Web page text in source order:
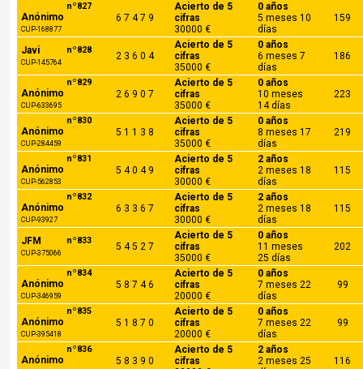
nº827
Anónimo
CUP-168877
6 7 4 7 9
Acierto de 5
cifras
30000 €
0 años
5 meses 10
días
159
nº828
Javi
CUP-145764
2 3 6 0 4
Acierto de 5
cifras
35000 €
0 años
6 meses 7
días
186
nº829
Anónimo
CUP-633695
2 6 9 0 7
Acierto de 5
cifras
35000 €
0 años
10 meses
14 días
223
nº830
Anónimo
CUP-284459
5 1 1 3 8
Acierto de 5
cifras
35000 €
0 años
8 meses 17
días
219
nº831
Anónimo
CUP-562853
5 4 0 4 9
Acierto de 5
cifras
30000 €
2 años
2 meses 18
días
115
nº832
Anónimo
CUP-93927
6 3 3 6 7
Acierto de 5
cifras
30000 €
2 años
2 meses 18
días
115
nº833
JFM
CUP-375066
5 4 5 2 7
Acierto de 5
cifras
35000 €
0 años
11 meses
25 días
202
nº834
Anónimo
CUP-346959
5 8 7 4 6
Acierto de 5
cifras
20000 €
0 años
7 meses 22
días
99
nº835
Anónimo
CUP-395418
5 1 8 7 0
Acierto de 5
cifras
20000 €
0 años
7 meses 22
días
99
nº836
Anónimo 5 8 3 9 0
Acierto de 5
cifras
2 años
2 meses 25
116